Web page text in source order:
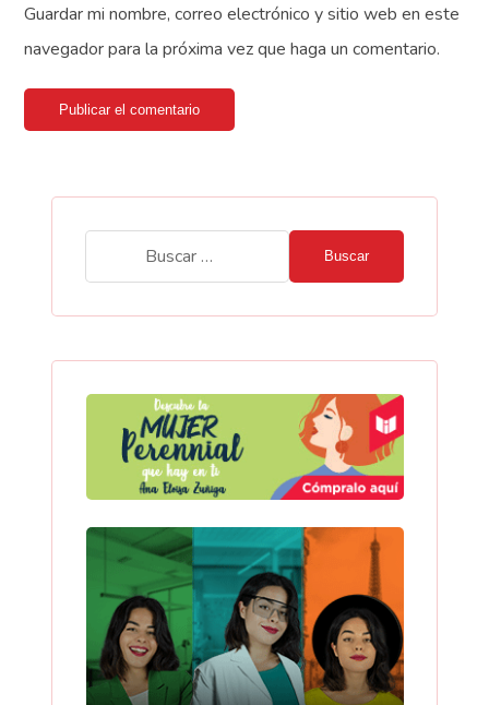
Guardar mi nombre, correo electrónico y sitio web en este
navegador para la próxima vez que haga un comentario.
Publicar el comentario
Buscar